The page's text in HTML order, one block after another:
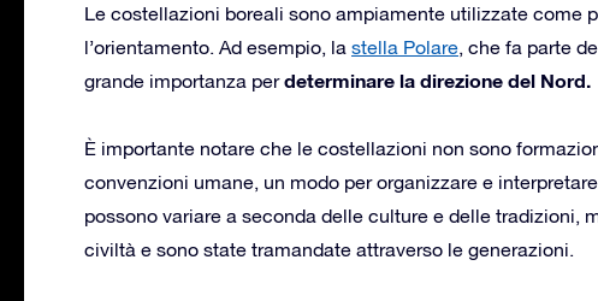
Le costellazioni boreali sono ampiamente utilizzate come
l’orientamento. Ad esempio, la stella Polare, che fa parte
grande importanza perdeterminare la direzione del Nord.
È importante notare che le costellazioni non sono
convenzioni umane, un modo per organizzare e
possono variare a seconda delle culture e delle tradizioni,
civiltà e sono state tramandate attraverso le generazioni.